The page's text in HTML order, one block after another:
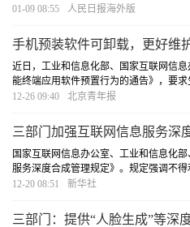
养平台，老人在线下单，医护上门服务；
01-09 08:55 人民日报海外版
手机预装软件可卸载，更好维
近日，工业和信息化部、国家互联网信
能终端应用软件预置行为的通告》，要
本功能软件外的预置应用软件均可卸载
12-26 09:40 北京青年报
三部门加强互联网信息服务深
国家互联网信息办公室、工业和信息化
服务深度合成管理规定》。规定强调不
规禁止的活动，要求深度合成服务提供者
12-20 08:51 新华社
三部门：提供“人脸生成”等深